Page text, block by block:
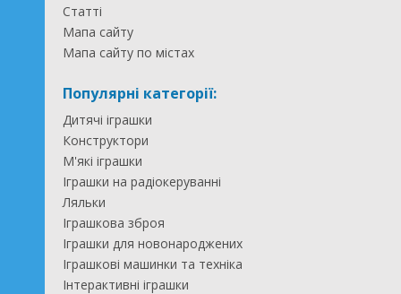
Статті
Мапа сайту
Мапа сайту по містах
Популярні категорії:
Дитячі іграшки
Конструктори
М'які іграшки
Іграшки на радіокеруванні
Ляльки
Іграшкова зброя
Іграшки для новонароджених
Іграшкові машинки та техніка
Інтерактивні іграшки